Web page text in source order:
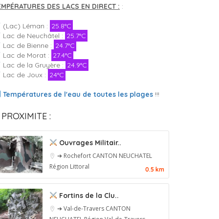
DES LACS EN DIRECT : :
(Lac) Léman : 25.8°C
Lac de Neuchâtel : 25.7°C
Lac de Bienne : 24.7°C
Lac de Morat : 27.4°C
Lac de la Gruyère : 24.9°C
Lac de Joux : 24°C
Températures de l'eau de toutes les plages!!!
:
Ouvrages Militair..
➔ Rochefort CANTON NEUCHATEL
Région Littoral
0.5 km
Fortins de la Clu..
➔ Val-de-Travers CANTON